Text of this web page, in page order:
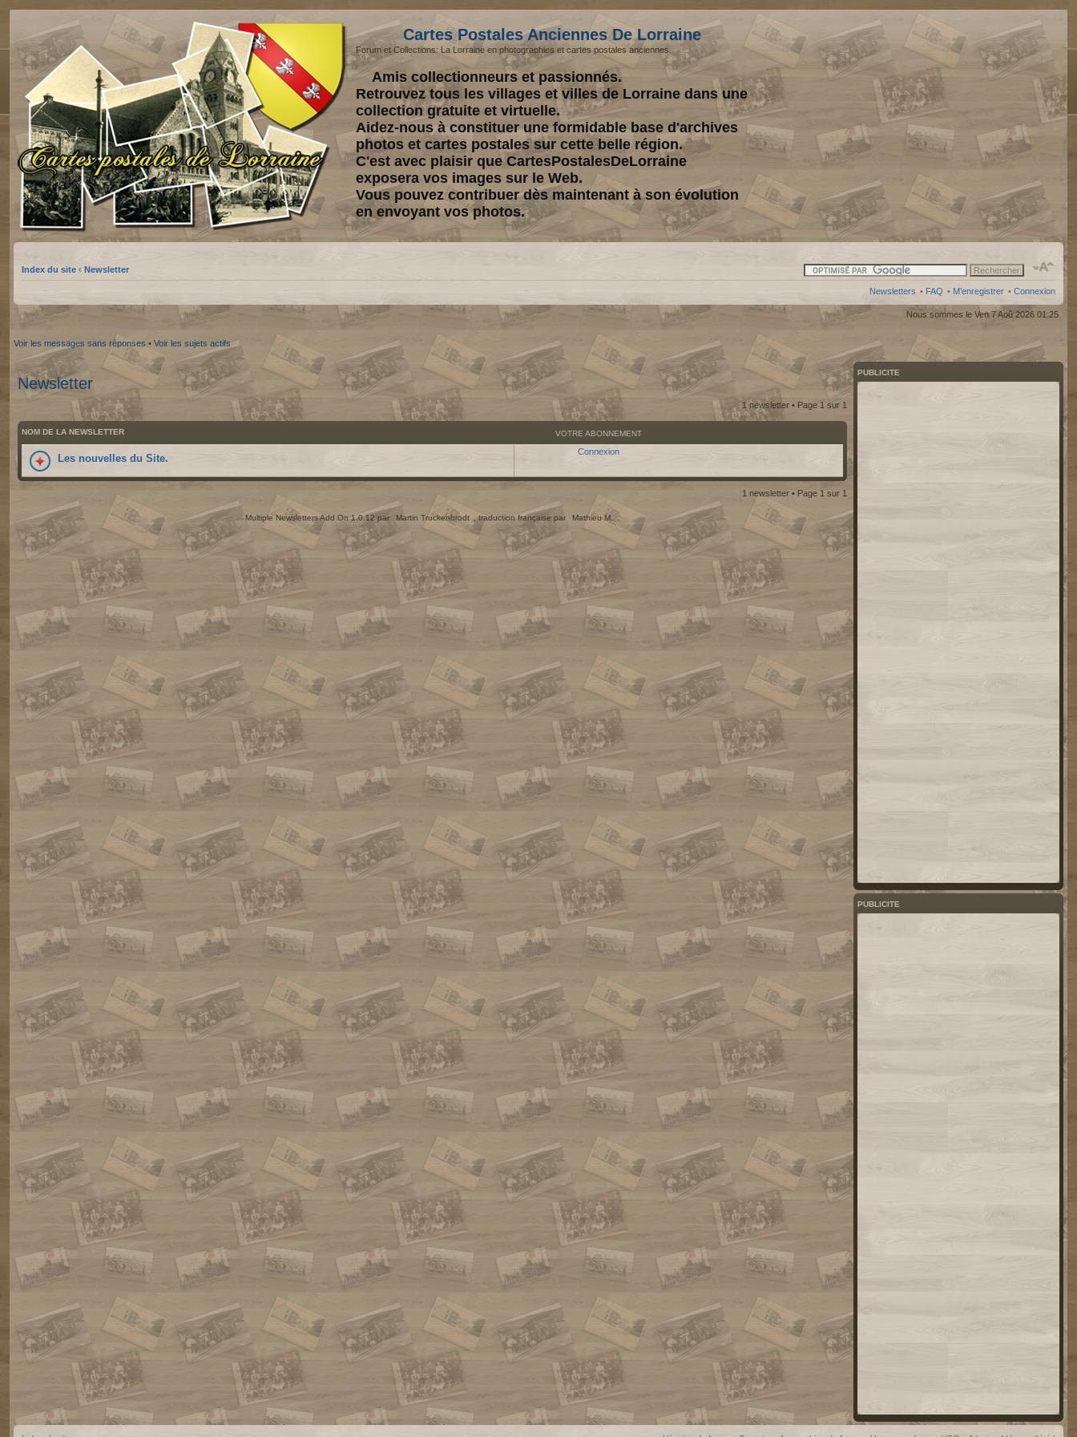
Cartes Postales Anciennes De Lorraine
Forum et Collections: La Lorraine en photographies et cartes postales anciennes.
Amis collectionneurs et passionnés.
Retrouvez tous les villages et villes de Lorraine dans une
collection gratuite et virtuelle.
Aidez-nous à constituer une formidable base d'archives
photos et cartes postales sur cette belle région.
C'est avec plaisir que CartesPostalesDeLorraine
exposera vos images sur le Web.
Vous pouvez contribuer dès maintenant à son évolution
en envoyant vos photos.
Index du site ‹ Newsletter
Newsletters • FAQ • M’enregistrer • Connexion
Nous sommes le Ven 7 Aoû 2026 01:25
Voir les messages sans réponses • Voir les sujets actifs
Newsletter
1 newsletter • Page 1 sur 1
NOM DE LA NEWSLETTER VOTRE ABONNEMENT
Les nouvelles du Site.
Connexion
1 newsletter • Page 1 sur 1
Multiple Newsletters Add On 1.0.12 par Martin Truckenbrodt , traduction française par Mathieu M. .
PUBLICITE
PUBLICITE